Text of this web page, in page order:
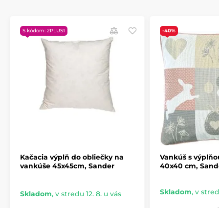
S kódom: 2PLUS1
Kačacia výplň do obliečky na
vankúše 45x45cm, Sander
Skladom, v stredu 12. 8. u vás
-40%
Vankúš s
40x40 cm,
Skladom, v